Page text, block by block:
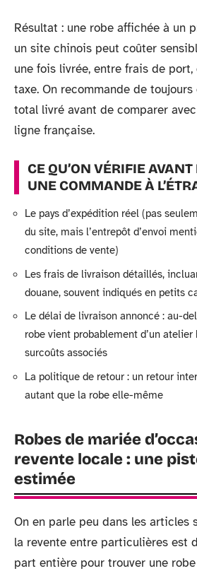
Résultat : une robe affichée à un
un site chinois peut coûter
une fois livrée, entre frais de
taxe. On recommande de
total livré avant de comparer
ligne française.
CE QU’ON VÉRIFIE
UNE COMMANDE À
Le pays d’expédition réel (pas
du site, mais l’entrepôt d’envoi
conditions de vente)
Les frais de livraison détaillés,
douane, souvent indiqués en petits
Le délai de livraison annoncé : au-
robe vient probablement d’un atelier
surcoûts associés
La politique de retour : un retour
autant que la robe elle-même
Robes de mariée
revente locale : une
estimée
On en parle peu dans les articles
la revente entre particulières est
part entière pour trouver une